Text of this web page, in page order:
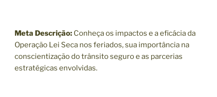
Meta Descrição: Conheça os impactos e a eficácia da
Operação Lei Seca nos feriados, sua importância na
conscientização do trânsito seguro e as parcerias
estratégicas envolvidas.